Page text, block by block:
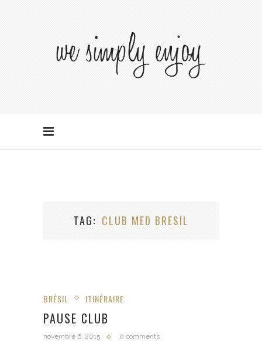
TAG CLUB MED BRESIL
BRÉSIL ITINÉRAIRE
PAUSE CLUB
novembre 6, 2015 0 comments